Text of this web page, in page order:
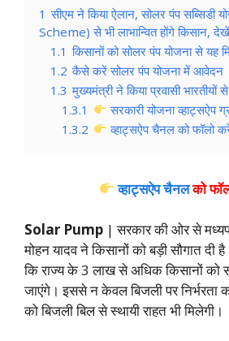
1 सीएम ने किया ऐलान, सोलर पंप सब्सिडी
Scheme) से भी लाभान्वित होंगे किसान, देखें
1.1 किसानों को सोलर पंप योजना से यह
1.2 कैसे करें सोलर पंप योजना में आवेदन
1.3 मुख्यमंत्री ने किया प्रवासी भारतीयों
1.3.1
सरकारी योजना व्हाट्सऐप
1.3.2
व्हाट्सऐप चैनल को फॉलो
व्हाट्सऐप चैनलको
Solar Pump | सरकार की ओर से
मोहन यादव ने किसानों को बड़ी सौगात दी
कि राज्य के 3 लाख से अधिक किसानों को
जाएंगे। इससे न केवल बिजली पर निर्भरता
को बिजली बिल से स्थायी राहत भी मिलेगी।